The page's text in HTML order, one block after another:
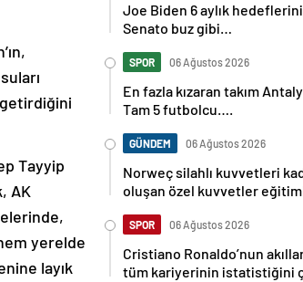
Tayyip
AK
yerelde
layık
Joe Biden 6 aylık hedeflerini
Senato buz gibi…
SPOR 06 Ağustos 2026
En fazla kızaran takım
Tam 5 futbolcu….
GÜNDEM 06 Ağustos 2026
Norweç silahlı kuvvetleri
oluşan özel kuvvetler
SPOR 06 Ağustos 2026
Cristiano Ronaldo’nun
tüm kariyerinin istatistiğini